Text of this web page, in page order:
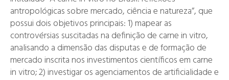
antropológicas sobre mercado, ciência e natureza”, que
possui dois objetivos principais: 1) mapear as
controvérsias suscitadas na definição de carne in vitro,
analisando a dimensão das disputas e de formação de
mercado inscrita nos investimentos científicos em carne
in vitro; 2) investigar os agenciamentos de artificialidade e